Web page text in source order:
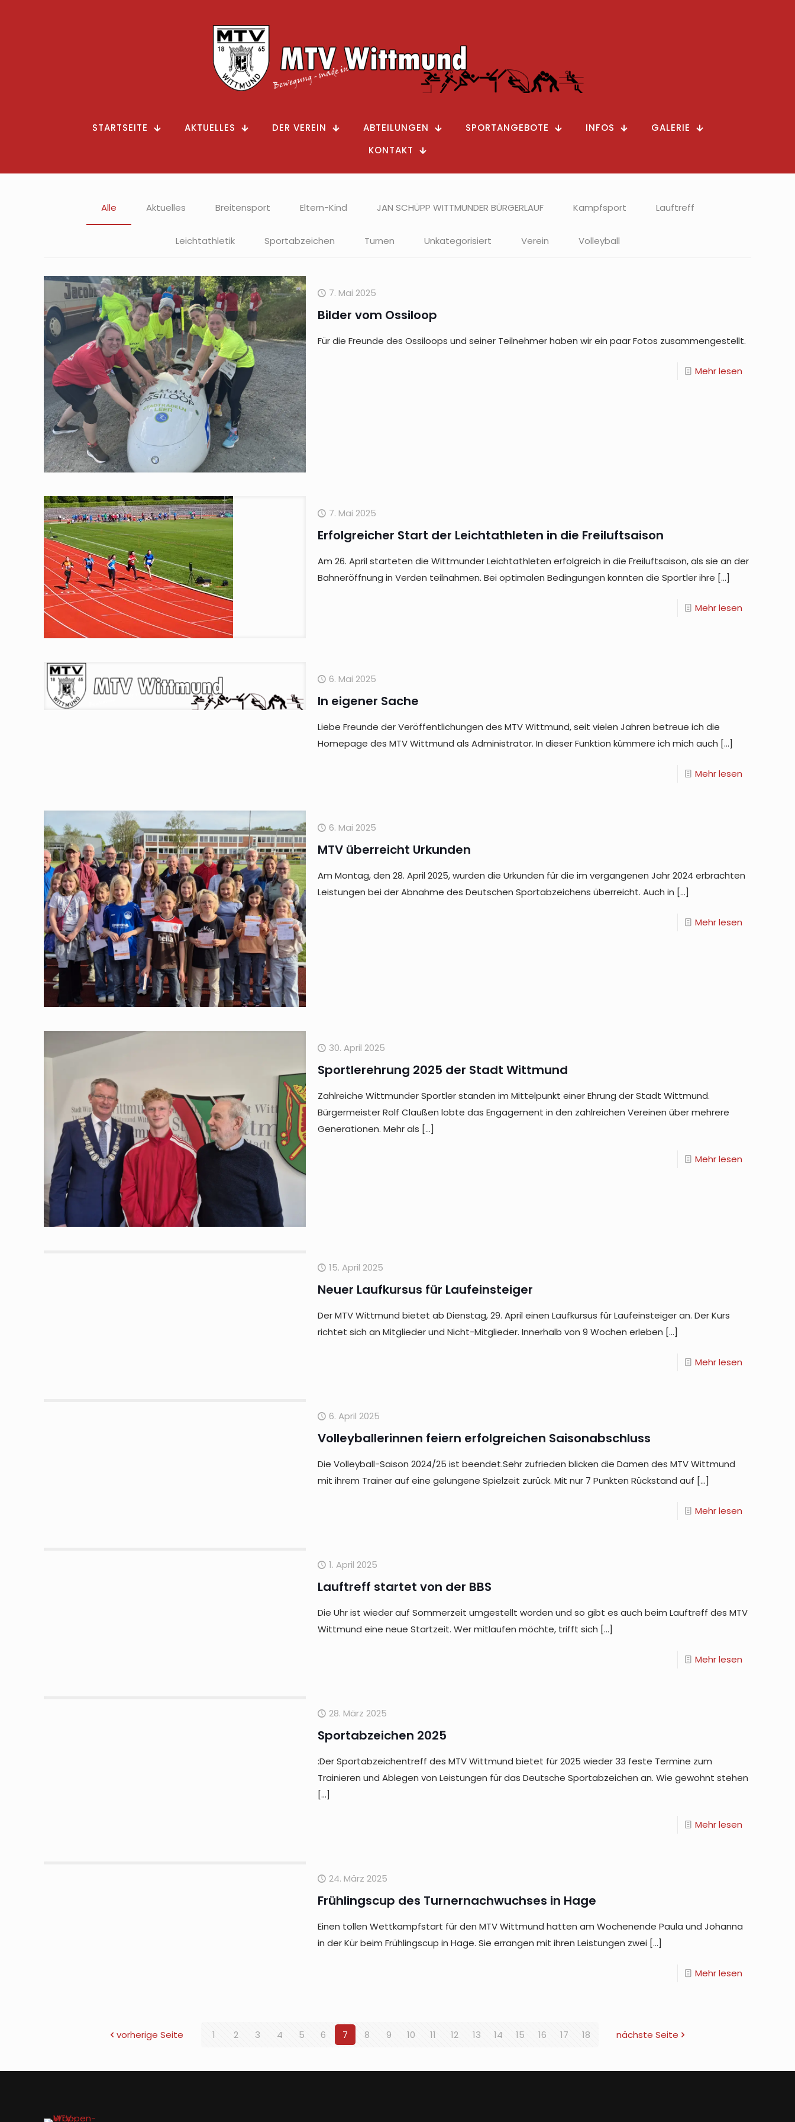
STARTSEITE AKTUELLES DER VEREIN ABTEILUNGEN SPORTANGEBOTE INFOS
GALERIE
KONTAKT
Alle Aktuelles Breitensport Eltern-Kind JAN SCHÜPP WITTMUNDER BÜRGERLAUF Kampfsport Lauftreff
Leichtathletik Sportabzeichen Turnen Unkategorisiert Verein Volleyball
7. Mai 2025
Bilder vom Ossiloop
Für die Freunde des Ossiloops und seiner Teilnehmer haben wir ein paar Fotos zusammengestellt.
Mehr lesen
7. Mai 2025
Erfolgreicher Start der Leichtathleten in die Freiluftsaison
Am 26. April starteten die Wittmunder Leichtathleten erfolgreich in die Freiluftsaison, als sie an der
Bahneröffnung in Verden teilnahmen. Bei optimalen Bedingungen konnten die Sportler ihre […]
Mehr lesen
6. Mai 2025
In eigener Sache
Liebe Freunde der Veröffentlichungen des MTV Wittmund, seit vielen Jahren betreue ich die
Homepage des MTV Wittmund als Administrator. In dieser Funktion kümmere ich mich auch […]
Mehr lesen
6. Mai 2025
MTV überreicht Urkunden
Am Montag, den 28. April 2025, wurden die Urkunden für die im vergangenen Jahr 2024 erbrachten
Leistungen bei der Abnahme des Deutschen Sportabzeichens überreicht. Auch in […]
Mehr lesen
30. April 2025
Sportlerehrung 2025 der Stadt Wittmund
Zahlreiche Wittmunder Sportler standen im Mittelpunkt einer Ehrung der Stadt Wittmund.
Bürgermeister Rolf Claußen lobte das Engagement in den zahlreichen Vereinen über mehrere
Generationen. Mehr als […]
Mehr lesen
15. April 2025
Neuer Laufkursus für Laufeinsteiger
Der MTV Wittmund bietet ab Dienstag, 29. April einen Laufkursus für Laufeinsteiger an. Der Kurs
richtet sich an Mitglieder und Nicht-Mitglieder. Innerhalb von 9 Wochen erleben […]
Mehr lesen
6. April 2025
Volleyballerinnen feiern erfolgreichen Saisonabschluss
Die Volleyball-Saison 2024/25 ist beendet.Sehr zufrieden blicken die Damen des MTV Wittmund
mit ihrem Trainer auf eine gelungene Spielzeit zurück. Mit nur 7 Punkten Rückstand auf […]
Mehr lesen
1. April 2025
Lauftreff startet von der BBS
Die Uhr ist wieder auf Sommerzeit umgestellt worden und so gibt es auch beim Lauftreff des MTV
Wittmund eine neue Startzeit. Wer mitlaufen möchte, trifft sich […]
Mehr lesen
28. März 2025
Sportabzeichen 2025
:Der Sportabzeichentreff des MTV Wittmund bietet für 2025 wieder 33 feste Termine zum
Trainieren und Ablegen von Leistungen für das Deutsche Sportabzeichen an. Wie gewohnt stehen
[…]
Mehr lesen
24. März 2025
Frühlingscup des Turnernachwuchses in Hage
Einen tollen Wettkampfstart für den MTV Wittmund hatten am Wochenende Paula und Johanna
in der Kür beim Frühlingscup in Hage. Sie errangen mit ihren Leistungen zwei[…]
Mehr lesen
vorherige Seite 1 2 3 4 5 6 7 8 9 10 11 12 13 14 15 16 17 18 nächste Seite